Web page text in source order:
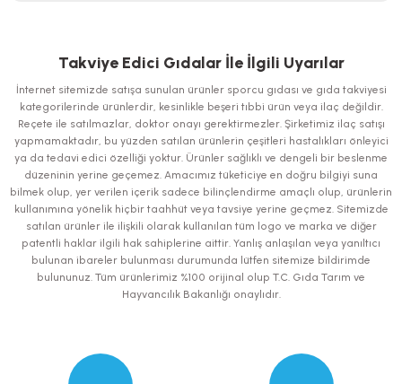
iletebilirsiniz.
Görüş ve önerileriniz için teşekkür ederiz.
Ürün resmi kalitesiz, bozuk veya görüntülenemiyor.
Ürün açıklamasında eksik bilgiler bulunuyor.
Ürün bilgilerinde hatalar bulunuyor.
Ürün fiyatı diğer sitelerden daha pahalı.
Bu ürüne benzer farklı alternatifler olmalı.
Takviye Edici Gıdalar İle İlgili Uyarılar
İnternet sitemizde satışa sunulan ürünler sporcu gıdası ve gıda takviyesi
kategorilerinde ürünlerdir, kesinlikle beşeri tıbbi ürün veya ilaç değildir.
Reçete ile satılmazlar, doktor onayı gerektirmezler. Şirketimiz ilaç satışı
yapmamaktadır, bu yüzden satılan ürünlerin çeşitleri hastalıkları önleyici
ya da tedavi edici özelliği yoktur. Ürünler sağlıklı ve dengeli bir beslenme
düzeninin yerine geçemez. Amacımız tüketiciye en doğru bilgiyi suna
bilmek olup, yer verilen içerik sadece bilinçlendirme amaçlı olup, ürünlerin
kullanımına yönelik hiçbir taahhüt veya tavsiye yerine geçmez. Sitemizde
satılan ürünler ile ilişkili olarak kullanılan tüm logo ve marka ve diğer
patentli haklar ilgili hak sahiplerine aittir. Yanlış anlaşılan veya yanıltıcı
bulunan ibareler bulunması durumunda lütfen sitemize bildirimde
bulununuz. Tüm ürünlerimiz %100 orijinal olup T.C. Gıda Tarım ve
Hayvancılık Bakanlığı onaylıdır.